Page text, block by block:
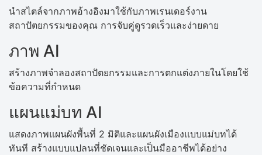
นำสไตล์จากภาพอ้างอิงมาใช้กับภาพเรนเดอร์งาน
สถาปัตยกรรมของคุณ การจับคู่ดูรวดเร็วและง่ายดาย
ภาพ AI
สร้างภาพจำลองสถาปัตยกรรมและการตกแต่งภายในโดยใช้
ข้อความที่กำหนด
แผนแม่บท AI
แสดงภาพแผนผังพื้นที่ 2 มิติและแผนผังเมืองแบบแม่บทได้
ทันที สร้างแบบแปลนที่ชัดเจนและเป็นมืออาชีพได้อย่าง